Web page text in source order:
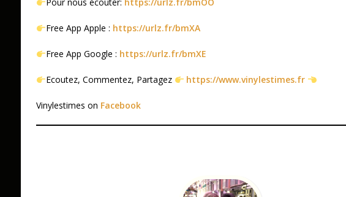
Pour nous écouter: https://urlz.fr/bmOO
Free App Apple : https://urlz.fr/bmXA
Free App Google : https://urlz.fr/bmXE
Ecoutez, Commentez, Partagez https://www.vinylestimes.fr
Vinylestimes on Facebook